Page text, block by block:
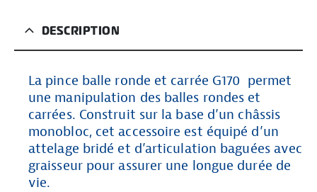
DESCRIPTION
La pince balle ronde et carrée G170 permet
une manipulation des balles rondes et
carrées. Construit sur la base d’un châssis
monobloc, cet accessoire est équipé d’un
attelage bridé et d’articulation baguées avec
graisseur pour assurer une longue durée de
vie.